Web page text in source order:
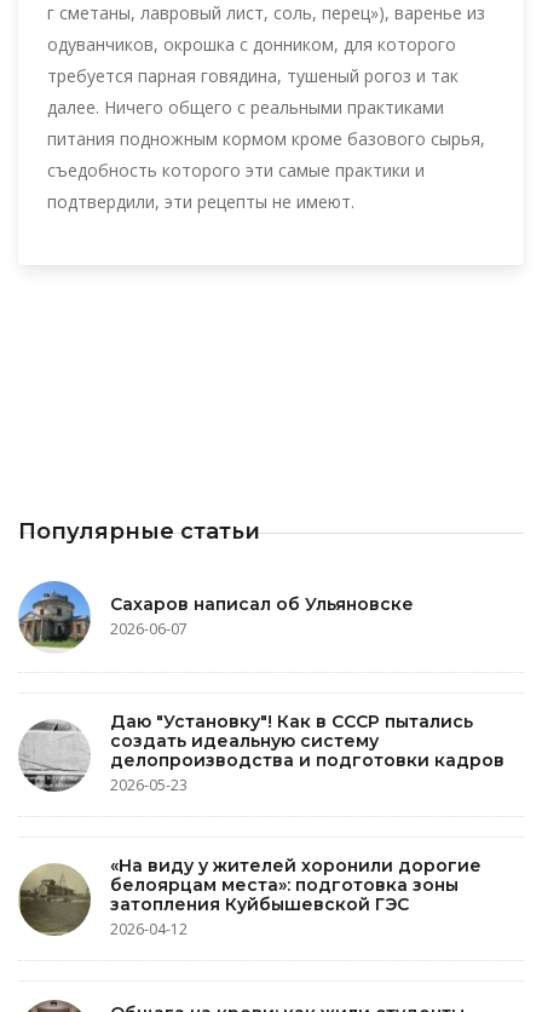
г сметаны, лавровый лист, соль, перец»), варенье из
одуванчиков, окрошка с донником, для которого
требуется парная говядина, тушеный рогоз и так
далее. Ничего общего с реальными практиками
питания подножным кормом кроме базового сырья,
съедобность которого эти самые практики и
подтвердили, эти рецепты не имеют.
Популярные статьи
Сахаров написал об Ульяновске
2026-06-07
Даю "Установку"! Как в СССР пытались
создать идеальную систему
делопроизводства и подготовки кадров
2026-05-23
«На виду у жителей хоронили дорогие
белоярцам места»: подготовка зоны
затопления Куйбышевской ГЭС
2026-04-12